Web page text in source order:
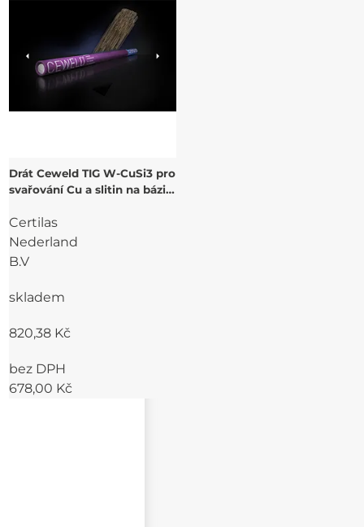
Drát Ceweld TIG W-CuSi3 pro
svařování Cu a slitin na bázi
Certilas
Nederland
B.V
skladem
820,38 Kč
bez DPH
678,00 Kč